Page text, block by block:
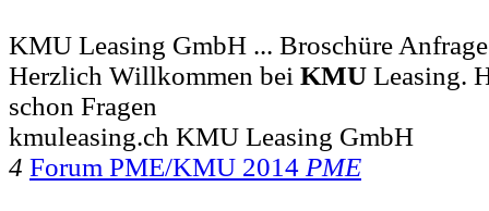
KMU Leasing GmbH ... Broschüre
Herzlich Willkommen bei KMU Leasing.
schon Fragen
kmuleasing.ch KMU Leasing GmbH
4 Forum PME/KMU 2014 PME